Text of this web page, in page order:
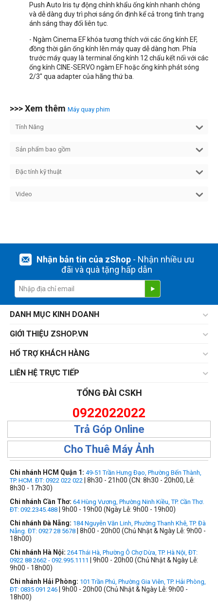
Push Auto Iris tự động chỉnh khẩu ống kính nhanh chóng
và dễ dàng duy trì phơi sáng ổn định kể cả trong tình trạng
ánh sáng thay đổi liên tục.
- Ngàm Cinema EF khóa tương thích với các ống kính EF,
đồng thời gắn ống kính lên máy quay dễ dàng hơn. Phía
trước máy quay là terminal ống kính 12 chấu kết nối với các
ống kính CINE-SERVO ngàm EF hoặc ống kính phát sóng
2/3" qua adapter của hãng thứ ba.
>>> Xem thêm Máy quay phim
Tính Năng
Sản phẩm bao gồm
Đặc tính kỹ thuật
Video
Nhận bản tin của zShop- Nhận nhiều ưu
đãi và quà tặng hấp dẫn
DANH MỤC KINH DOANH
GIỚI THIỆU ZSHOP.VN
HỔ TRỢ KHÁCH HÀNG
LIÊN HỆ TRỰC TIẾP
TỔNG ĐÀI CSKH
0922022022
Trả Góp Online
Cho Thuê Máy Ảnh
Chi nhánh HCM Quận 1: 49-51 Trần Hưng Đạo, Phường Bến Thành,
TP. HCM. ĐT: 0922 022 022 | 8h30 - 21h00 (CN: 8h30 - 20h00, Lễ:
8h30 - 17h30)
Chi nhánh Cần Thơ: 64 Hùng Vương, Phường Ninh Kiều, TP. Cần Thơ.
ĐT: 092.2345.488 | 9h00 - 19h00 (Ngày Lễ: 9h00 - 19h00)
Chi nhánh Đà Nẵng: 184 Nguyễn Văn Linh, Phường Thanh Khê, TP. Đà
Nẵng. ĐT: 0927 28 5678 | 8h00 - 20h00 (Chủ Nhật & Ngày Lễ: 9h00 -
18h00)
Chi nhánh Hà Nội: 264 Thái Hà, Phường Ô Chợ Dừa, TP. Hà Nội, ĐT:
0922 88 2662 - 092.995.1111
| 9h00 - 20h00 (Chủ Nhật & Ngày Lễ:
9h00 - 18h00)
Chi nhánh Hải Phòng: 101 Trần Phú, Phường Gia Viên, TP. Hải Phòng,
ĐT: 0835 091 246 | 9h00 - 20h00 (Chủ Nhật & Ngày Lễ: 9h00 -
18h00)